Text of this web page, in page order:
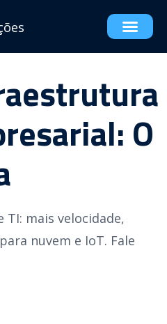
O
mais velocidade,
nuvem e IoT. Fale